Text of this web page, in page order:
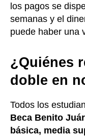
los pagos se
semanas y el
puede haber una
¿Quiénes
doble en
Todos los
Beca Benito
básica, media